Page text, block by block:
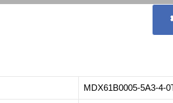
MDX61B0005-5A3-4-